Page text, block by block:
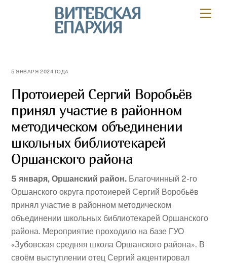
ВИТЕБСКАЯ
ЕПАРХИЯ
5 ЯНВАРЯ 2024 ГОДА
Протоиерей Сергий Воробьёв
принял участие в районном
методическом объединении
школьных библиотекарей
Оршанского района
5 января, Оршанский район. Благочинный 2-го
Оршанского округа протоиерей Сергий Воробьёв
принял участие в районном методическом
объединении школьных библиотекарей Оршанского
района. Мероприятие проходило на базе ГУО
«Зубовская средняя школа Оршанского района». В
своём выступлении отец Сергий акцентировал